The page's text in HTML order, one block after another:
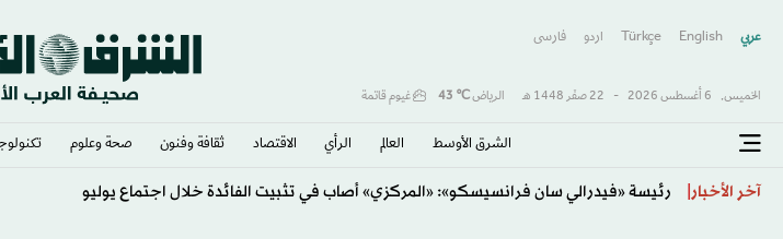
عربي English
Türkçe اردو فارسى
الخميس, 6 أغسطس 2026 - 22 صفَر 1448 هـ الرياض℃
43 غيوم قاتمة
الشرق الأوسط​ العالم الرأي الاقتصاد ثقافة وفنون صحة وعلوم
آخر الأخبار
استقرار عوائد سندات منطقة اليورو مع ترقب إصدار فرنسي ضخم